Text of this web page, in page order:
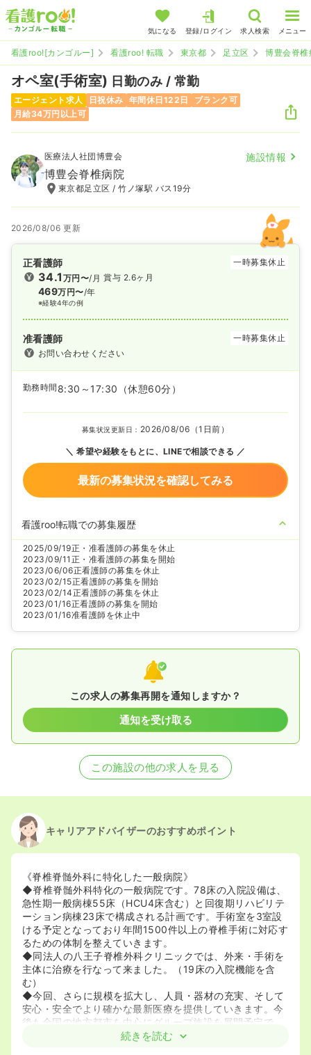
気になる 登録/ログイン 求人検索 メニュー
看護roo![カンゴルー] 看護roo! 転職 東京都 足立区 博豊会脊椎
オペ室(手術室) 日勤のみ / 常勤
エージェント求人 日祝休み 年間休日122日
ブランク可
月給34万円以上可
医療法人社団博豊会 施設情報
博豊会脊椎病院
東京都足立区 / 竹ノ塚駅 バス19分
2026/08/06 更新
正看護師 一時募集休止
34.1 万円〜/月
469万円〜/年
※経験4年の例
賞与 2.6ヶ月
准看護師
一時募集休止
お問い合わせください
勤務時間 8:30～17:30 （休憩60分）
募集状況更新日： 2026/08/06（1日前）
希望や経験をもとに、LINEで相談できる
最新の募集状況を確認してみる
看護roo!転職での募集履歴
2025/09/19正・准看護師の募集を休止
2023/09/11 正・准看護師の募集を開始
2023/06/06正看護師の募集を休止
2023/02/15正看護師の募集を開始
2023/02/14正看護師の募集を休止
2023/01/16正看護師の募集を開始
2023/01/16准看護師を休止中
この求人の募集再開を通知しますか？
通知を受け取る
この施設の他の求人を見る
キャリアアドバイザーのおすすめポイント
《脊椎脊髄外科に特化した一般病院》
◆脊椎脊髄外科特化の一般病院です。78床の入院設備は、
急性期一般病棟55床（HCU4床含む）と回復期リハビリテ
ーション病棟23床で構成される計画です。手術室を3室設
ける予定となっており年間1500件以上の脊椎手術に対応す
るための体制を整えていきます。
◆同法人の八王子脊椎外科クリニックでは、外来・手術を
主体に治療を行なって来ました。（19床の入院機能を含
む）
◆今回、さらに規模を拡大し、人員・器材の充実、そして
安心・安全でより確かな最新医療を提供していきます。今
後も全国の地方都市を中心にグループ施設を展開予定で
続きを読む